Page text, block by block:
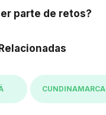
parte de retos?
CUNDINAMARCA